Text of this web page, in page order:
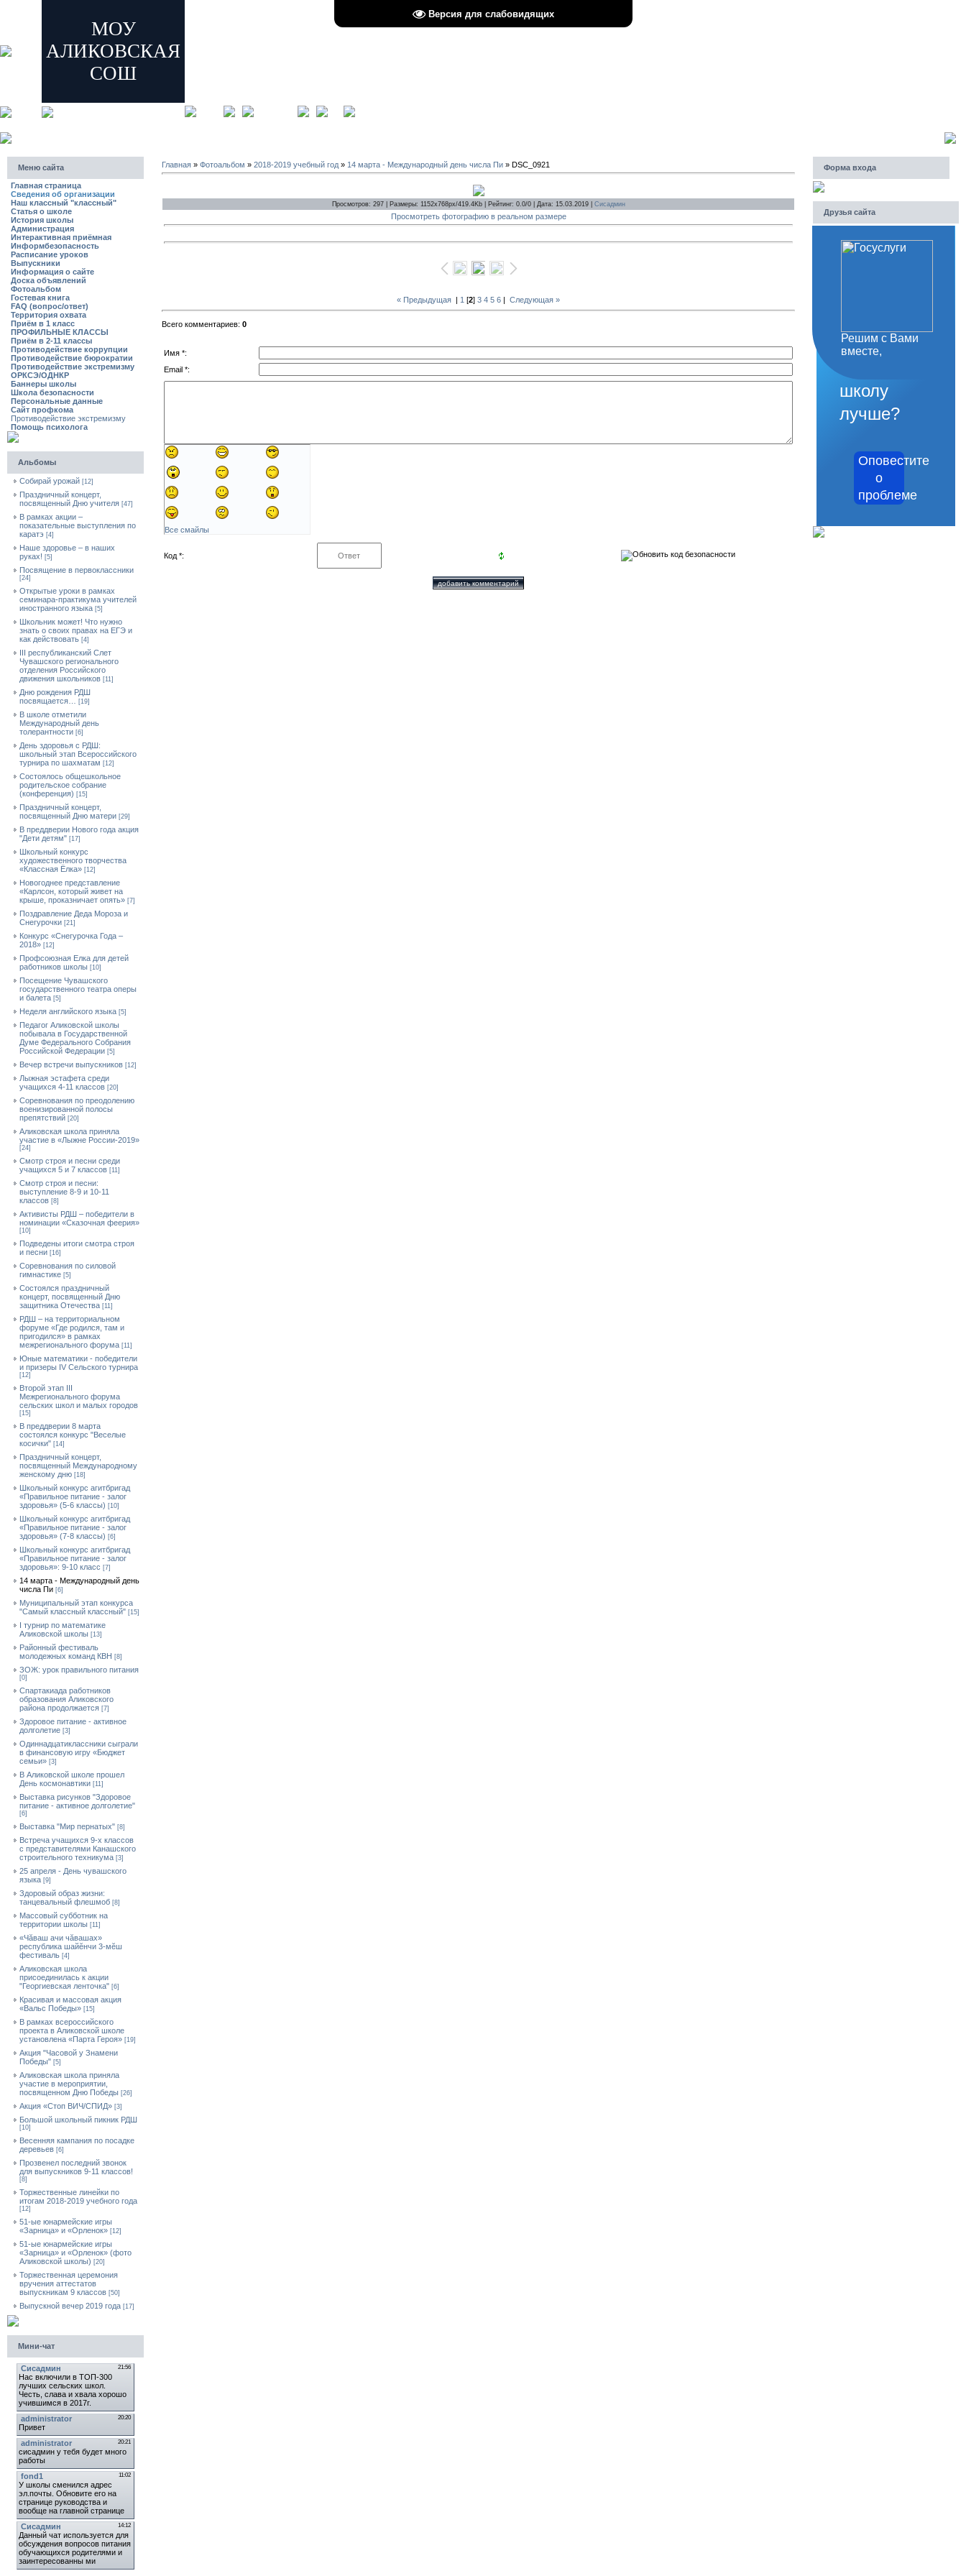
Версия для слабовидящих
МОУ
АЛИКОВСКАЯ
СОШ
Меню сайта
Главная страница
Сведения об организации
Наш классный "классный"
Статья о школе
История школы
Администрация
Интерактивная приёмная
Информбезопасность
Расписание уроков
Выпускники
Информация о сайте
Доска объявлений
Фотоальбом
Гостевая книга
FAQ (вопрос/ответ)
Территория охвата
Приём в 1 класс
ПРОФИЛЬНЫЕ КЛАССЫ
Приём в 2-11 классы
Противодействие коррупции
Противодействие бюрократии
Противодействие экстремизму
ОРКСЭ/ОДНКР
Баннеры школы
Школа безопасности
Персональные данные
Сайт профкома
Противодействие экстремизму
Помощь психолога
Альбомы
Собирай урожай [12]
Праздничный концерт,
посвященный Дню учителя [47]
В рамках акции –
показательные выступления по
каратэ [4]
Наше здоровье – в наших
руках! [5]
Посвящение в первоклассники
[24]
Открытые уроки в рамках
семинара-практикума учителей
иностранного языка [5]
Школьник может! Что нужно
знать о своих правах на ЕГЭ и
как действовать [4]
III республиканский Слет
Чувашского регионального
отделения Российского
движения школьников [11]
Дню рождения РДШ
посвящается…
[19]
В школе отметили
Международный день
толерантности [6]
День здоровья с РДШ:
школьный этап Всероссийского
турнира по шахматам [12]
Состоялось общешкольное
родительское собрание
(конференция) [15]
Праздничный концерт,
посвященный Дню матери [29]
В преддверии Нового года акция
"Дети детям" [17]
Школьный конкурс
художественного творчества
«Классная Ёлка» [12]
Новогоднее представление
«Карлсон, который живет на
крыше, проказничает опять» [7]
Поздравление Деда Мороза и
Снегурочки [21]
Конкурс «Снегурочка Года –
2018» [12]
Профсоюзная Елка для детей
работников школы [10]
Посещение Чувашского
государственного театра оперы
и балета [5]
Неделя английского языка [5]
Педагог Аликовской школы
побывала в Государственной
Думе Федерального Собрания
Российской Федерации [5]
Вечер встречи выпускников [12]
Лыжная эстафета среди
учащихся 4-11 классов [20]
Cоревнования по преодолению
военизированной полосы
препятствий [20]
Аликовская школа приняла
участие в «Лыжне России-2019»
[24]
Смотр строя и песни среди
учащихся 5 и 7 классов [11]
Смотр строя и песни:
выступление 8-9 и 10-11
классов [8]
Активисты РДШ – победители в
номинации «Сказочная феерия»
[10]
Подведены итоги смотра строя
и песни [16]
Соревнования по силовой
гимнастике [5]
Состоялся праздничный
концерт, посвященный Дню
защитника Отечества [11]
РДШ – на территориальном
форуме «Где родился, там и
пригодился» в рамках
межрегионального форума [11]
Юные математики - победители
и призеры IV Сельского турнира
[12]
Второй этап III
Межрегионального форума
сельских школ и малых городов
[15]
В преддверии 8 марта
состоялся конкурс "Веселые
косички" [14]
Праздничный концерт,
посвященный Международному
женскому дню [18]
Школьный конкурс агитбригад
«Правильное питание - залог
здоровья» (5-6 классы) [10]
Школьный конкурс агитбригад
«Правильное питание - залог
здоровья» (7-8 классы) [6]
Школьный конкурс агитбригад
«Правильное питание - залог
здоровья»: 9-10 класс [7]
14 марта - Международный день
числа Пи [6]
Муниципальный этап конкурса
"Самый классный классный" [15]
I турнир по математике
Аликовской школы [13]
Районный фестиваль
молодежных команд КВН [8]
ЗОЖ: урок правильного питания
[0]
Спартакиада работников
образования Аликовского
района продолжается [7]
Здоровое питание - активное
долголетие [3]
Одиннадцатиклассники сыграли
в финансовую игру «Бюджет
семьи» [3]
В Аликовской школе прошел
День космонавтики [11]
Выставка рисунков "Здоровое
питание - активное долголетие"
[6]
Выставка "Мир пернатых" [8]
Встреча учащихся 9-х классов
с представителями Канашского
строительного техникума [3]
25 апреля - День чувашского
языка [9]
Здоровый образ жизни:
танцевальный флешмоб [8]
Массовый субботник на
территории школы [11]
«Чăваш ачи чăвашах»
республика шайĕнчи 3-мĕш
фестиваль [4]
Аликовская школа
присоединилась к акции
"Георгиевская ленточка" [6]
Красивая и массовая акция
«Вальс Победы» [15]
В рамках всероссийского
проекта в Аликовской школе
установлена «Парта Героя» [19]
Акция "Часовой у Знамени
Победы" [5]
Аликовская школа приняла
участие в мероприятии,
посвященном Дню Победы [26]
Акция «Стоп ВИЧ/СПИД» [3]
Большой школьный пикник РДШ
[10]
Весенняя кампания по посадке
деревьев [6]
Прозвенел последний звонок
для выпускников 9-11 классов!
[8]
Торжественные линейки по
итогам 2018-2019 учебного года
[12]
51-ые юнармейские игры
«Зарница» и «Орленок» [12]
51-ые юнармейские игры
«Зарница» и «Орленок» (фото
Аликовской школы) [20]
Торжественная церемония
вручения аттестатов
выпускникам 9 классов [50]
Выпускной вечер 2019 года [17]
Мини-чат
Главная » Фотоальбом » 2018-2019 учебный год » 14 марта - Международный день числа Пи » DSC_0921
Просмотров: 297 | Размеры: 1152x768px/419.4Kb | Рейтинг: 0.0/0 | Дата: 15.03.2019 | Сисадмин
Просмотреть фотографию в реальном размере
« Предыдущая | 1 [2] 3 4 5 6 | Следующая »
Всего комментариев: 0
Имя *:
Email *:
Все смайлы
Код *:
Форма входа
Друзья сайта
Решим с Вами
вместе,
как
школу
лучше?
Оповестите
о
проблеме